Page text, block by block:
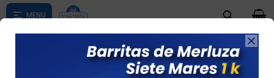

según su zona
0
